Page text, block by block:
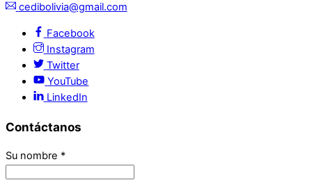
cedibolivia@gmail.com
Facebook
Instagram
Twitter
YouTube
LinkedIn
Contáctanos
Su nombre *